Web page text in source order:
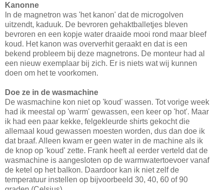
Kanonne
In de magnetron was 'het kanon' dat de microgolven
uitzendt, kaduuk. De bevroren gehaktballetjes bleven
bevroren en een kopje water draaide mooi rond maar bleef
koud. Het kanon was oververhit geraakt en dat is een
bekend probleem bij deze magnetrons. De monteur had al
een nieuw exemplaar bij zich. Er is niets wat wij kunnen
doen om het te voorkomen.
Doe ze in de wasmachine
De wasmachine kon niet op 'koud' wassen. Tot vorige week
had ik meestal op 'warm' gewassen, een keer op 'hot'. Maar
ik had een paar kekke, felgekleurde shirts gekocht die
allemaal koud gewassen moesten worden, dus dan doe ik
dat braaf. Alleen kwam er geen water in de machine als ik
de knop op 'koud' zette. Frank heeft al eerder verteld dat de
wasmachine is aangesloten op de warmwatertoevoer vanaf
de ketel op het balkon. Daardoor kan ik niet zelf de
temperatuur instellen op bijvoorbeeld 30, 40, 60 of 90